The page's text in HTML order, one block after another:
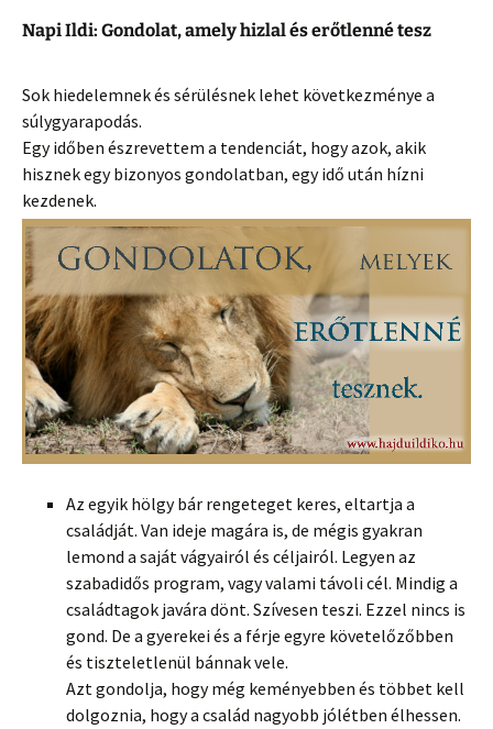
Napi Ildi: Gondolat, amely hizlal és erőtlenné tesz
Sok hiedelemnek és sérülésnek lehet következménye a
súlygyarapodás.
Egy időben észrevettem a tendenciát, hogy azok, akik
hisznek egy bizonyos gondolatban, egy idő után hízni
kezdenek.
Az egyik hölgy bár rengeteget keres, eltartja a
családját. Van ideje magára is, de mégis gyakran
lemond a saját vágyairól és céljairól. Legyen az
szabadidős program, vagy valami távoli cél. Mindig a
családtagok javára dönt. Szívesen teszi. Ezzel nincs is
gond. De a gyerekei és a férje egyre követelőzőbben
és tiszteletlenül bánnak vele.
Azt gondolja, hogy még keményebben és többet kell
dolgoznia, hogy a család nagyobb jólétben élhessen.